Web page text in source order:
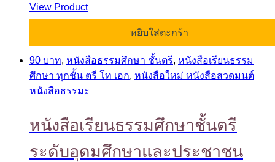
View Product
หยิบใส่ตะกร้า
90 บาท, หนังสือธรรมศึกษา ชั้นตรี, หนังสือเรียนธรรม
ศึกษา ทุกชั้น ตรี โท เอก, หนังสือใหม่ หนังสือสวดมนต์
หนังสือธรรมะ
หนังสือเรียนธรรมศึกษาชั้นตรี
ระดับอุดมศึกษาและประชาชน